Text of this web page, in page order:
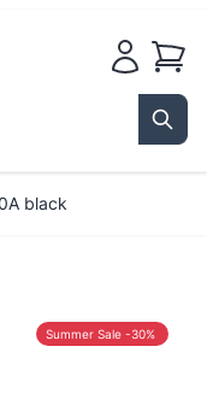
Košík
black
Summer Sale -30%